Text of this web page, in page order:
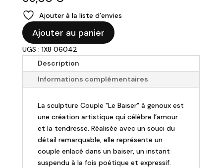
Ajouter à la liste d’envies
quantité
de
Sculpture
Couple
"Le
Baiser"
genoux
Ajouter au panier
UGS : 1X8 06042
Description
Informations complémentaires
La sculpture Couple "Le Baiser" à genoux est
une création artistique qui célèbre l’amour
et la tendresse. Réalisée avec un souci du
détail remarquable, elle représente un
couple enlacé dans un baiser, un instant
suspendu à la fois poétique et expressif.